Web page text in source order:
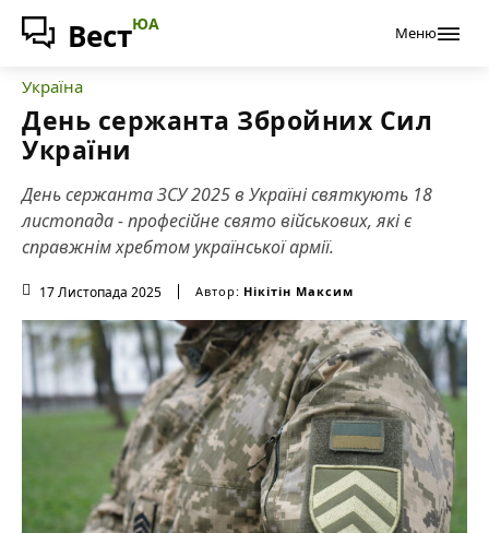
ВестЮА Меню
Україна
День сержанта Збройних Сил
України
День сержанта ЗСУ 2025 в Україні святкують 18
листопада - професійне свято військових, які є
справжнім хребтом української армії.
17 Листопада 2025 Автор: Нікітін Максим